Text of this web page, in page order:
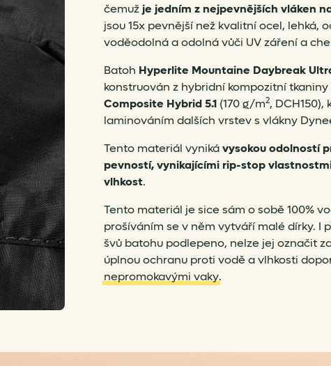
čemužje jedním z nejpevnějších vláken
jsou 15x pevnější než kvalitní ocel, lehká,
voděodolná a odolná vůči UV záření a
Batoh Hyperlite Mountaine Daybreak
konstruován z hybridní kompozitní tkaniny
Composite Hybrid 5.1 (170 g/m2,
laminováním dalších vrstev s vlákny
Tento materiál vynikávysokou odolností
pevností, vynikajícími rip-stop
vlhkost.
Tento materiál je sice sám o sobě 100%
prošíváním se v něm vytváří malé dírky. I
švů batohu podlepeno, nelze jej označit
úplnou ochranu proti vodě a vlhkosti
nepromokavými vaky.